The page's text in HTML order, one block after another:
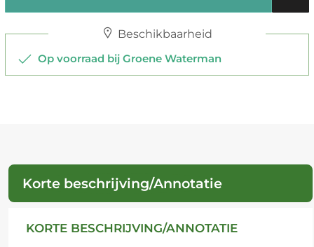
Beschikbaarheid
Op voorraad bij Groene Waterman
Korte beschrijving/Annotatie
KORTE BESCHRIJVING/ANNOTATIE